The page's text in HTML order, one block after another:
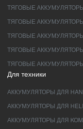
ТЯГОВЫЕ
ТЯГОВЫЕ
ТЯГОВЫЕ
ТЯГОВЫЕ
ТЯГОВЫЕ
Для техники
АККУМУЛЯТОРЫ ДЛЯ
АККУМУЛЯТОРЫ ДЛЯ HELI
АККУМУЛЯТОРЫ ДЛЯ